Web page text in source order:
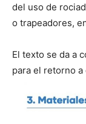
del uso de
o trapeadores,
El texto se da a
para el retorno